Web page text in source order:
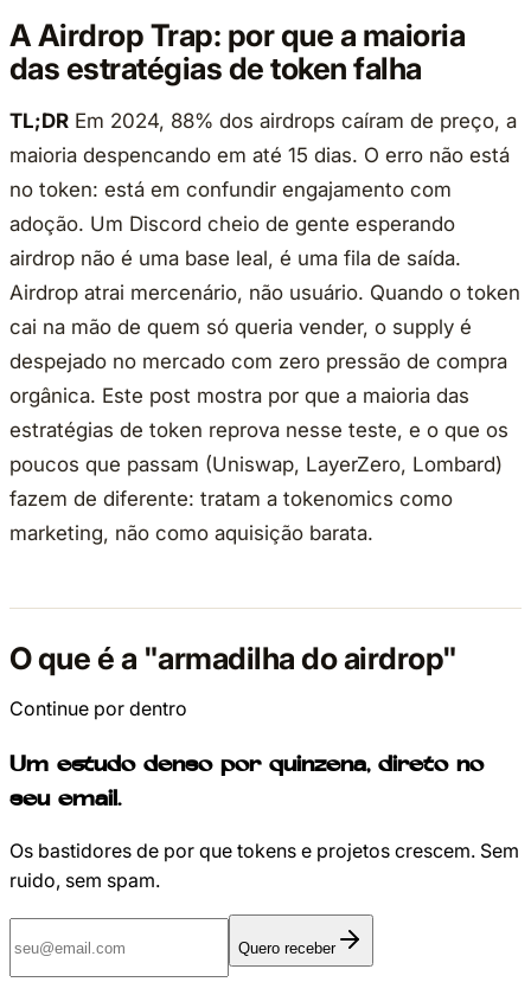
A Airdrop Trap: por que a maioria
das estratégias de token falha
TL;DR Em 2024, 88% dos airdrops caíram de preço, a
maioria despencando em até 15 dias. O erro não está
no token: está em confundir engajamento com
adoção. Um Discord cheio de gente esperando
airdrop não é uma base leal, é uma fila de saída.
Airdrop atrai mercenário, não usuário. Quando o token
cai na mão de quem só queria vender, o supply é
despejado no mercado com zero pressão de compra
orgânica. Este post mostra por que a maioria das
estratégias de token reprova nesse teste, e o que os
poucos que passam (Uniswap, LayerZero, Lombard)
fazem de diferente: tratam a tokenomics como
marketing, não como aquisição barata.
O que é a "armadilha do airdrop"
Continue por dentro
Um estudo denso por quinzena, direto no
seu email.
Os bastidores de por que tokens e projetos crescem. Sem
ruido, sem spam.
Quero receber